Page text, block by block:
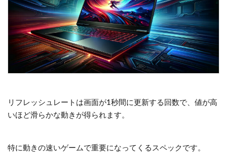
リフレッシュレートは画面が1秒間に更新する回数で、値が高
いほど滑らかな動きが得られます。
特に動きの速いゲームで重要になってくるスペックです。